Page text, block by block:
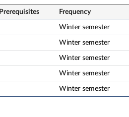
Prerequisites Frequency
Winter semester
Winter semester
Winter semester
Winter semester
Winter semester